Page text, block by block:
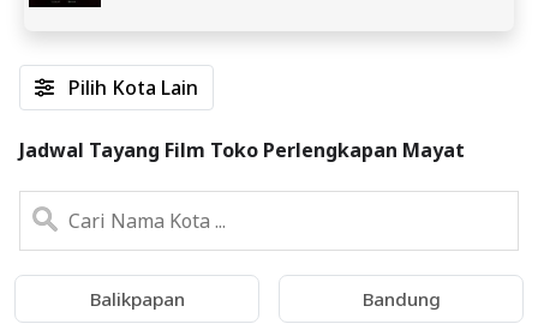
Pilih Kota Lain
Jadwal Tayang Film Toko Perlengkapan Mayat
Balikpapan Bandung